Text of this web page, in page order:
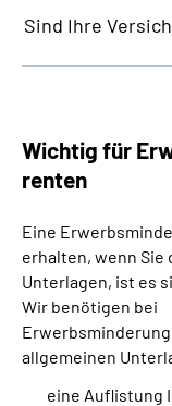
Sind Ihre
Wichtig für
renten
Eine
erhalten, wenn Sie
Unterlagen, ist es
Wir benötigen bei
allgemeinen
eine Auflistung